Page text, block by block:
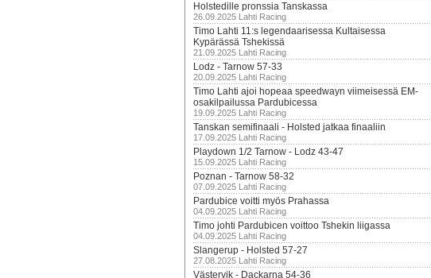
Holstedille pronssia Tanskassa
26.09.2025 Lahti Racing
Timo Lahti 11:s legendaarisessa Kultaisessa
Kypärässä Tshekissä
21.09.2025 Lahti Racing
Lodz - Tarnow 57-33
20.09.2025 Lahti Racing
Timo Lahti ajoi hopeaa speedwayn viimeisessä EM-
osakilpailussa Pardubicessa
19.09.2025 Lahti Racing
Tanskan semifinaali - Holsted jatkaa finaaliin
17.09.2025 Lahti Racing
Playdown 1/2 Tarnow - Lodz 43-47
15.09.2025 Lahti Racing
Poznan - Tarnow 58-32
07.09.2025 Lahti Racing
Pardubice voitti myös Prahassa
04.09.2025 Lahti Racing
Timo johti Pardubicen voittoo Tshekin liigassa
04.09.2025 Lahti Racing
Slangerup - Holsted 57-27
27.08.2025 Lahti Racing
Västervik - Dackarna 54-36